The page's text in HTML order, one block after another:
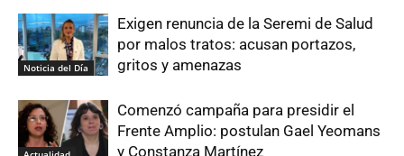
Noticia del Día
Exigen renuncia de la Seremi de Salud
por malos tratos: acusan portazos,
gritos y amenazas
Comenzó campaña para presidir el
Frente Amplio: postulan Gael Yeomans
y Constanza Martínez